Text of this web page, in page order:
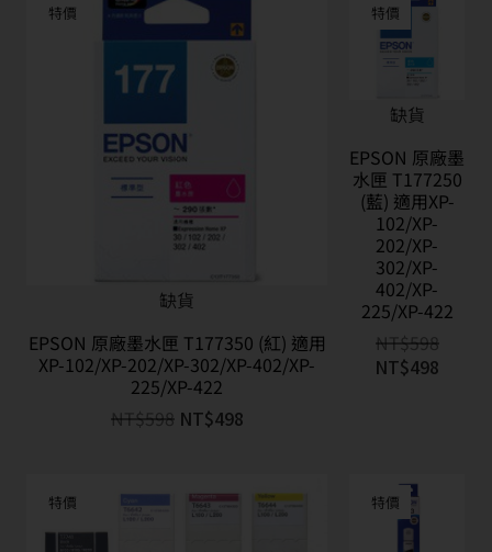
特價
缺貨
EPSON 原廠墨水匣 T177350 (紅) 適用
XP-102/XP-202/XP-302/XP-402/XP-
225/XP-422
NT$598 NT$498
特價
缺貨
EPSON 原廠墨
水匣 T177250
(藍) 適用XP-
102/XP-
202/XP-
302/XP-
402/XP-
225/XP-422
NT$598
NT$498
特價 特價